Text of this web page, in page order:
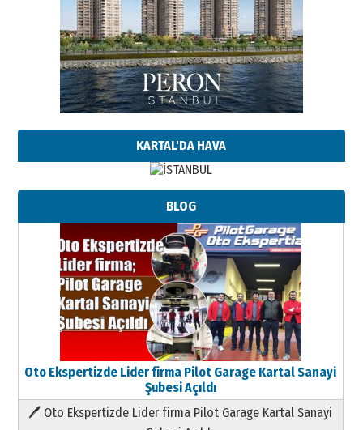
KARTAL'DA HAVA
BLOG
Oto Ekspertizde Lider firma Pilot Garage Kartal Sanayi
Şubesi Açıldı
🖊 Oto Ekspertizde Lider firma Pilot Garage Kartal Sanayi